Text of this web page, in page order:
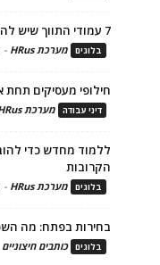
7 עמודי התווך שיש להציב בבסיס תהליך הגיוס ומיתוג המעסיק
בלוגים מערכת HRus -
חילופי מעסיקים
דיני עבודה מערכת HRus
ללמוד מחדש כדי
הקרובות
בלוגים מערכת HRus -
בחירות בפתח: מה
בלוגים כותבים חיצוניים